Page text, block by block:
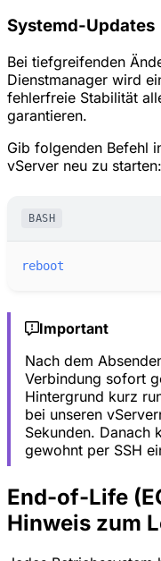
Systemd-Updates
Bei tiefgreifenden
Dienstmanager wird
fehlerfreie Stabilität
garantieren.
Gib folgenden Befehl
vServer neu zu starten:
BASH
reboot
Important
Nach dem
Verbindung sofort
Hintergrund kurz
bei unseren
Sekunden. Danach
gewohnt per SSH
End-of-Life
Hinweis zum